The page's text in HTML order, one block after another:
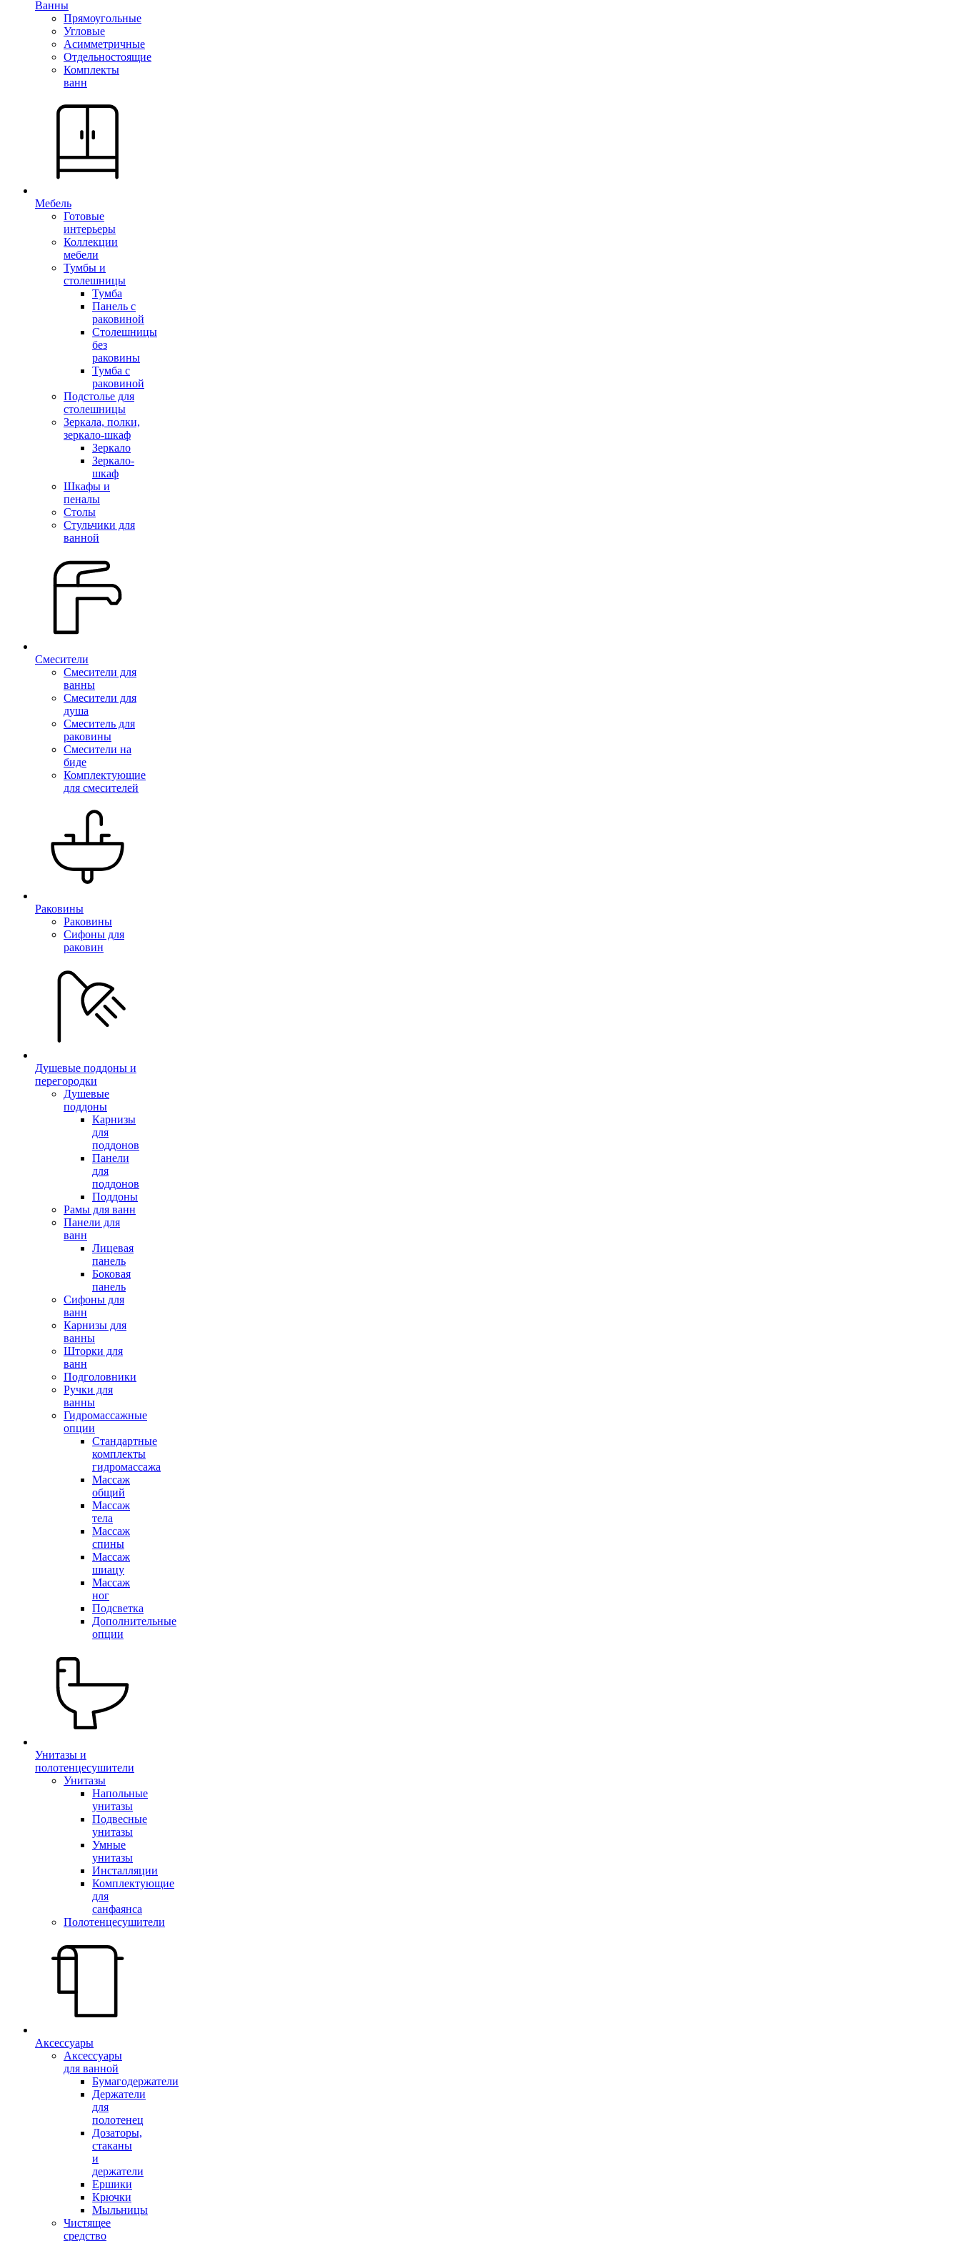
Ванны
Прямоугольные
Угловые
Асимметричные
Отдельностоящие
Комплекты
ванн
Мебель
Готовые
интерьеры
Коллекции
мебели
Тумбы и
столешницы
Тумба
Панель с
раковиной
Столешницы
без
раковины
Тумба с
раковиной
Подстолье для
столешницы
Зеркала, полки,
зеркало-шкаф
Зеркало
Зеркало-
шкаф
Шкафы и
пеналы
Столы
Стульчики для
ванной
Смесители
Смесители для
ванны
Смесители для
душа
Смеситель для
раковины
Смесители на
биде
Комплектующие
для смесителей
Раковины
Раковины
Сифоны для
раковин
Душевые поддоны и
перегородки
Душевые
поддоны
Карнизы
для
поддонов
Панели
для
поддонов
Поддоны
Рамы для ванн
Панели для
ванн
Лицевая
панель
Боковая
панель
Сифоны для
ванн
Карнизы для
ванны
Шторки для
ванн
Подголовники
Ручки для
ванны
Гидромассажные
опции
Стандартные
комплекты
гидромассажа
Массаж
общий
Массаж
тела
Массаж
спины
Массаж
шиацу
Массаж
ног
Подсветка
Дополнительные
опции
Унитазы и
полотенцесушители
Унитазы
Напольные
унитазы
Подвесные
унитазы
Умные
унитазы
Инсталляции
Комплектующие
для
санфаянса
Полотенцесушители
Аксессуары
Аксессуары
для ванной
Бумагодержатели
Держатели
для
полотенец
Дозаторы,
стаканы
и
держатели
Ершики
Крючки
Мыльницы
Чистящее
средство